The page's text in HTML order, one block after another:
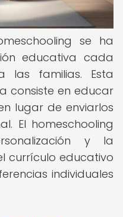
se ha
educativa cada
las familias. Esta
consiste en educar
lugar de enviarlos
El homeschooling
y la
currículo educativo
individuales